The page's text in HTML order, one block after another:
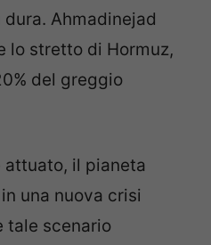
Ahmadinejad
lo stretto di Hormuz,
del greggio
il pianeta
una nuova crisi
tale scenario